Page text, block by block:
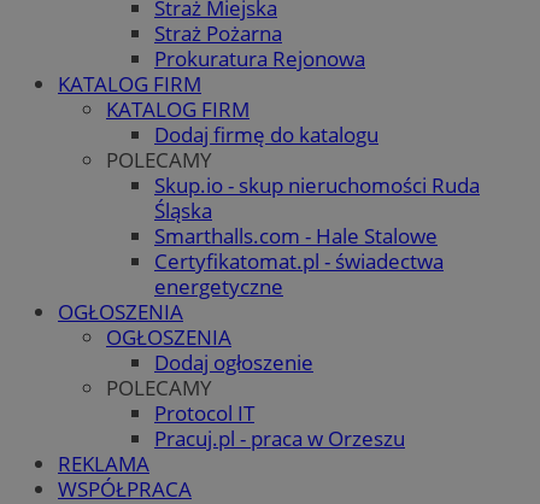
Straż Miejska
Straż Pożarna
Prokuratura Rejonowa
KATALOG FIRM
KATALOG FIRM
Dodaj firmę do katalogu
POLECAMY
Skup.io - skup nieruchomości Ruda
Śląska
Smarthalls.com - Hale Stalowe
Certyfikatomat.pl - świadectwa
energetyczne
OGŁOSZENIA
OGŁOSZENIA
Dodaj ogłoszenie
POLECAMY
Protocol IT
Pracuj.pl - praca w Orzeszu
REKLAMA
WSPÓŁPRACA